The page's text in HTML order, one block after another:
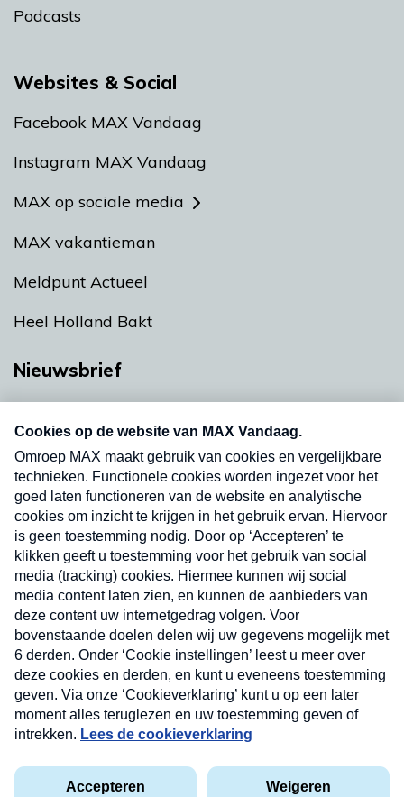
Podcasts
Websites & Social
Facebook MAX Vandaag
Instagram MAX Vandaag
MAX op sociale media
MAX vakantieman
Meldpunt Actueel
Heel Holland Bakt
Nieuwsbrief
nieuwsbrief. Elke vrijdag- en dinsdagochtend in
uw mailbox.
Verzend
Privacyverklaring
Cookieverklaring
Nieuwsbrief
Neem hier een gratis abonnement op onze
nieuwsbrief. Elke vrijdag- en dinsdagochtend in uw